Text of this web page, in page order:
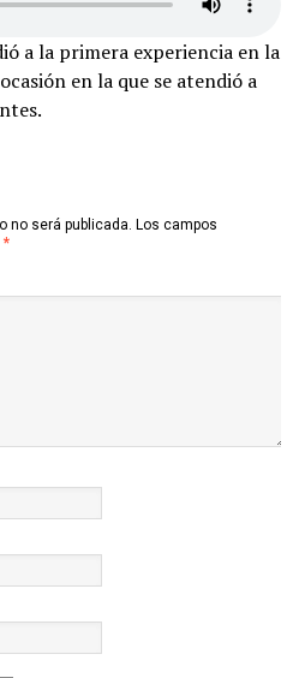
a la primera experiencia en la
en la que se atendió a
no será publicada. Los campos
*